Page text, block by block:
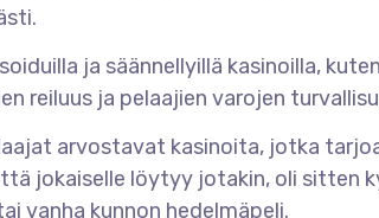
ja säännellyillä kasinoilla,
reiluus ja pelaajien varojen
arvostavat kasinoita, jotka
jokaiselle löytyy jotakin, oli sitten
vanha kunnon hedelmäpeli.